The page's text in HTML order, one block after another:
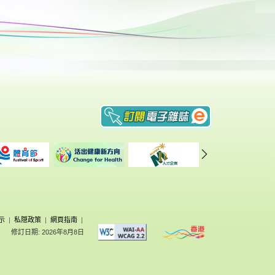
| 私隠政策 | 網頁指南
|
修訂日期: 2026年8月8日